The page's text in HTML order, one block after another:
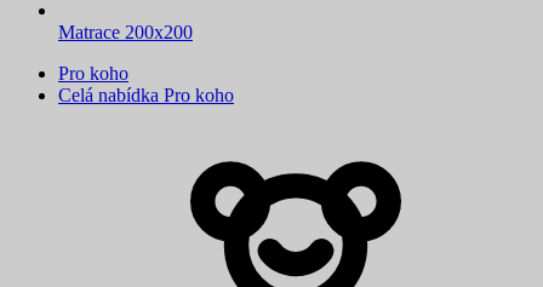
Matrace 200x200
Pro koho
Celá nabídka Pro koho